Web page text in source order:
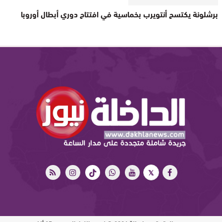
برشلونة يكتسح أنتويرب بخماسية في افتتاح دوري أبطال أوروبا